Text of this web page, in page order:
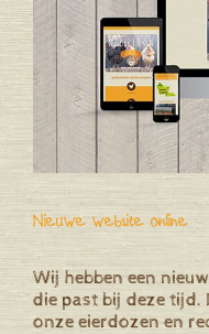
Nieuwe website online
Wij hebben een
die past bij deze tijd.
onze eierdozen en